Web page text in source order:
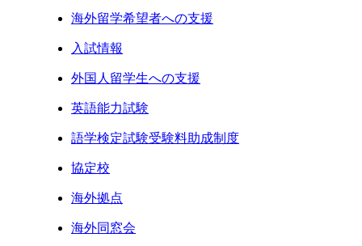
海外留学希望者への支援
入試情報
外国人留学生への支援
英語能力試験
語学検定試験受験料助成制度
協定校
海外拠点
海外同窓会